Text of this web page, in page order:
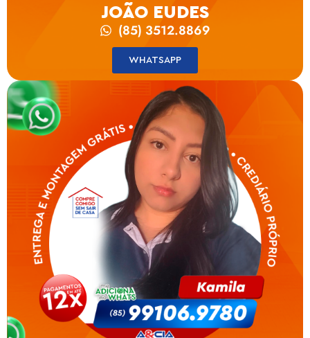
JOÃO EUDES
(85) 3512.8869
WHATSAPP